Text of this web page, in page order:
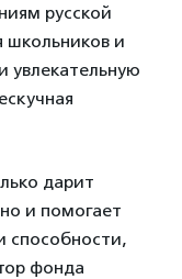
русской
школьников и
увлекательную
дарит
и помогает
способности,
фонда